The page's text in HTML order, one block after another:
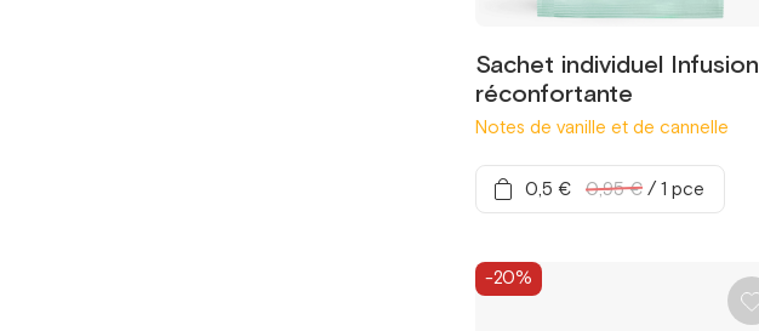
Sachet individuel Infusion
réconfortante
Notes de vanille et de cannelle
0,5 € 0,95 € /1 pce
-20%